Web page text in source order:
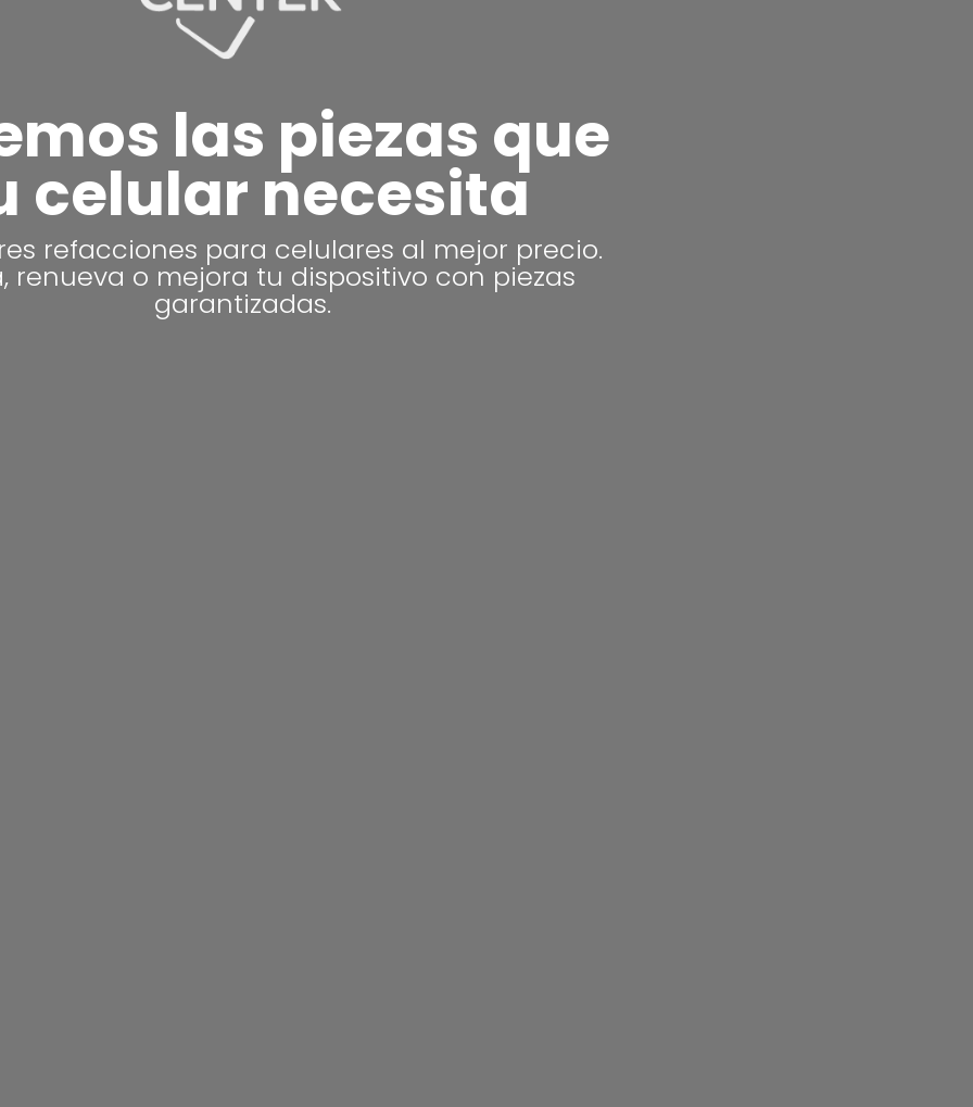
las piezas que
celular necesita
refacciones para celulares al mejor precio.
renueva o mejora tu dispositivo con piezas
garantizadas.